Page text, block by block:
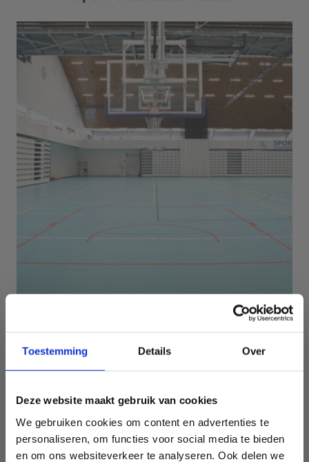
Toestemming Details Over
Deze website maakt gebruik van cookies
We gebruiken cookies om content en advertenties te
personaliseren, om functies voor social media te bieden
en om ons websiteverkeer te analyseren. Ook delen we
Sport Vlaanderen Herentals